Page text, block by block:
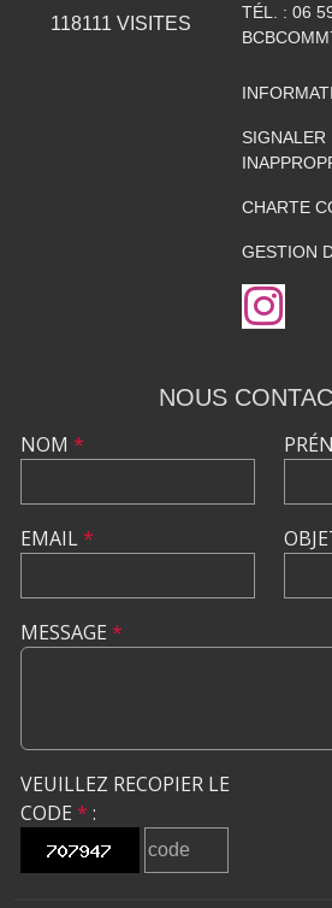
118111 VISITES
TÉL. : 06
SIGNALER
CHARTE
GESTION
NOUS
NOM *
EMAIL*
MESSAGE *
VEUILLEZ RECOPIER LE
CODE * :